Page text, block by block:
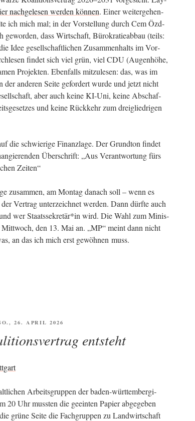
nach­ge­le­sen wer­den kön­nen. Einer wei­ter­ge­hen­
ich mich mal; in der Vor­stel­lung durch Cem Özd­
dass Wirt­schaft, Büro­kra­tie­ab­bau (teils:
Idee gesell­schaft­li­chen Zusam­men­halts im Vor­
fin­det sich viel grün, viel CDU (Augen­hö­he,
Pro­jek­ten. Eben­falls mit­zu­le­sen: das, was im
ande­ren Sei­te gefor­dert wur­de und jetzt nicht
aber auch kei­ne KI-Uni, kei­ne Abschaf­
und kei­ne Rück­kehr zum drei­glied­ri­gen
die schwie­ri­ge Finanz­la­ge. Der Grund­ton fin­det
Über­schrift: „Aus Ver­ant­wor­tung fürs
Zeiten“
zusam­men, am Mon­tag danach soll – wenn es
Ver­trag unter­zeich­net wer­den. Dann dürf­te auch
wer Staatssekretär*in wird. Die Wahl zum Minis­
den 13. Mai an. „MP“ meint dann nicht
an das ich mich erst gewöh­nen muss.
26. APRIL 2026
entsteht
Arbeits­grup­pen der baden-würt­tem­ber­gi­
20 Uhr muss­ten die geein­ten Papier abge­ge­ben
grü­ne Sei­te die Fach­grup­pen zu Land­wirt­schaft